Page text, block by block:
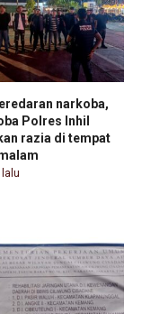
narkoba,
Polres Inhil
razia di tempat